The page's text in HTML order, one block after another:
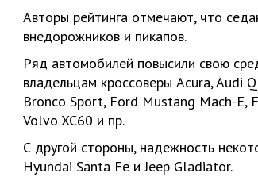
Авторы рейтинга отмечают, что
внедорожников и пикапов.
Ряд автомобилей повысили свою
владельцам кроссоверы Acura, Audi
Bronco Sport, Ford Mustang Mach-E,
Volvo XC60 и пр.
С другой стороны, надежность
Hyundai Santa Fe и Jeep Gladiator.